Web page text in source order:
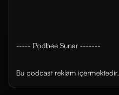
----- Podbee Sunar -------
Bu podcast reklam içermektedir.